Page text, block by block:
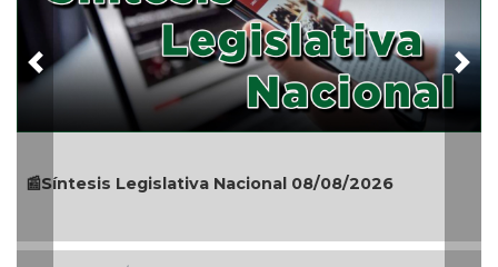
Legislativa Nacional 08/08/2026
Previous